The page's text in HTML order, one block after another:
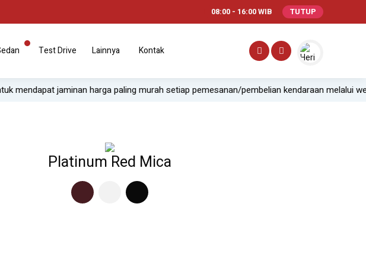
08:00 - 16:00 WIB TUTUP
Test Drive Lainnya Kontak
harga paling murah setiap pemesanan/pembelian kendaraan melalui website.
Platinum Red Mica